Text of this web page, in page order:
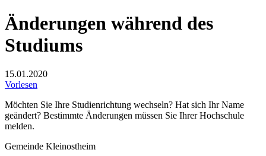
Änderungen während des
Studiums
15.01.2020
Vorlesen
Möchten Sie Ihre Studienrichtung wechseln? Hat sich Ihr Name
geändert? Bestimmte Änderungen müssen Sie Ihrer Hochschule
melden.
Gemeinde Kleinostheim